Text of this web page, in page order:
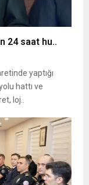
24 saat hu..
yaptığı
hattı ve
loj..